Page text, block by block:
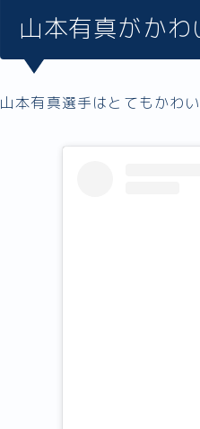
山本有真がかわ
山本有真選手はとてもかわ